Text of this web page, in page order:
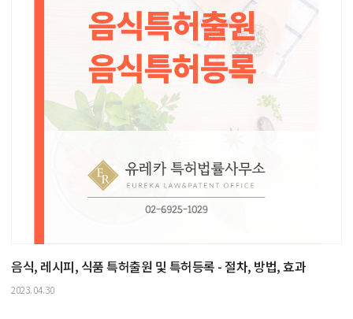
음식, 레시피, 식품 특허출원 및 특허등록 - 절차, 방법, 효과
2023.04.30